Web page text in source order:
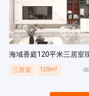
三居室 120m²